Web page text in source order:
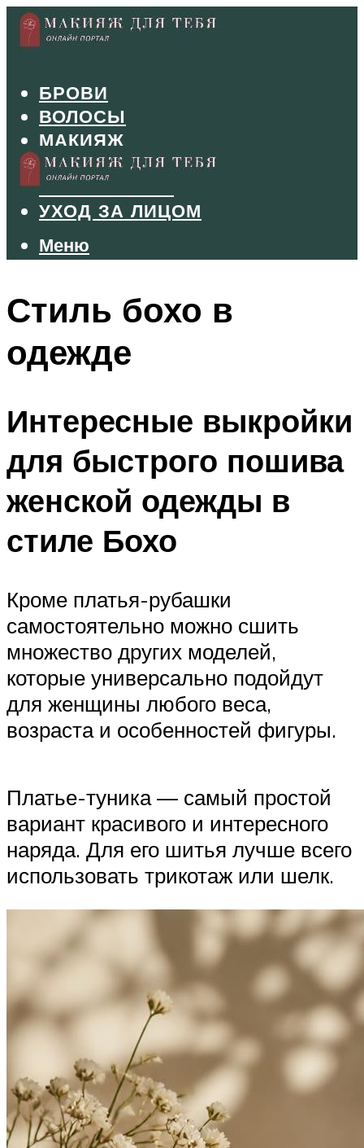
БРОВИ
ВОЛОСЫ
МАКИЯЖ
МАНИКЮР
ТУШЬ И ТЕНИ
УХОД ЗА ЛИЦОМ
Меню
Меню
Стиль бохо в
одежде
Интересные выкройки
для быстрого пошива
женской одежды в
стиле Бохо
Кроме платья-рубашки
самостоятельно можно сшить
множество других моделей,
которые универсально подойдут
для женщины любого веса,
возраста и особенностей фигуры.
Платье-туника — самый простой
вариант красивого и интересного
наряда. Для его шитья лучше всего
использовать трикотаж или шелк.